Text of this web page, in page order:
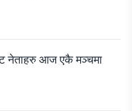
नेताहरु आज एकै मञ्चमा